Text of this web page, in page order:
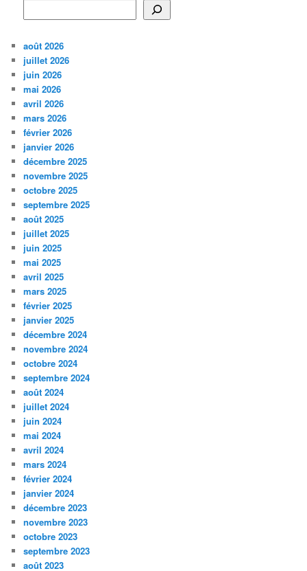
août 2026
juillet 2026
juin 2026
mai 2026
avril 2026
mars 2026
février 2026
janvier 2026
décembre 2025
novembre 2025
octobre 2025
septembre 2025
août 2025
juillet 2025
juin 2025
mai 2025
avril 2025
mars 2025
février 2025
janvier 2025
décembre 2024
novembre 2024
octobre 2024
septembre 2024
août 2024
juillet 2024
juin 2024
mai 2024
avril 2024
mars 2024
février 2024
janvier 2024
décembre 2023
novembre 2023
octobre 2023
septembre 2023
août 2023